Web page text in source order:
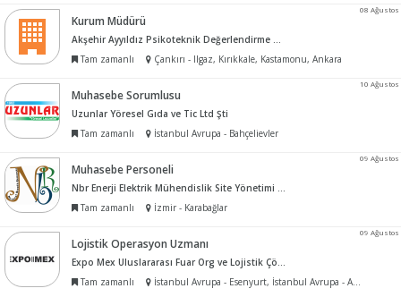
08 Ağustos
Kurum Müdürü
Akşehir Ayyıldız Psikoteknik Değerlendirme Merkezi
Tam zamanlı
Çankırı - Ilgaz, Kırıkkale, Kastamonu, Ankara
10 Ağustos
Muhasebe Sorumlusu
Uzunlar Yöresel Gıda ve Tic Ltd Şti
Tam zamanlı
İstanbul Avrupa - Bahçelievler
09 Ağustos
Muhasebe Personeli
Nbr Enerji Elektrik Mühendislik Site Yönetimi Tic Ltd Şti
Tam zamanlı
İzmir - Karabağlar
09 Ağustos
Lojistik Operasyon Uzmanı
Expo Mex Uluslararası Fuar Org ve Lojistik Çözümleri Tic Ltd Şti
Tam zamanlı
İstanbul Avrupa - Esenyurt, İstanbul Avrupa - Avcılar, İstanbul Avrupa - Beylikdüzü, İstanbul Avrupa - Büyükçekmece, İstanbul Avrupa - Çatalca, İstanbul Avrupa - Silivri